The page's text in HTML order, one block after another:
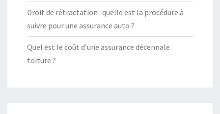
Droit de rétractation : quelle est la procédure à
suivre pour une assurance auto ?
Quel est le coût d’une assurance décennale
toiture ?